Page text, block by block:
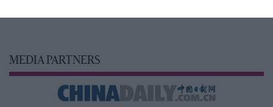
MEDIA PARTNERS